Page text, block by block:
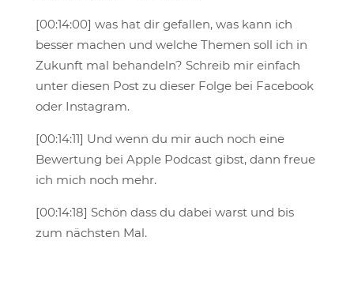
[00:14:00] was hat dir gefallen, was kann ich
besser machen und welche Themen soll ich in
Zukunft mal behandeln? Schreib mir einfach
unter diesen Post zu dieser Folge bei Facebook
oder Instagram.
[00:14:11] Und wenn du mir auch noch eine
Bewertung bei Apple Podcast gibst, dann freue
ich mich noch mehr.
[00:14:18] Schön dass du dabei warst und bis
zum nächsten Mal.